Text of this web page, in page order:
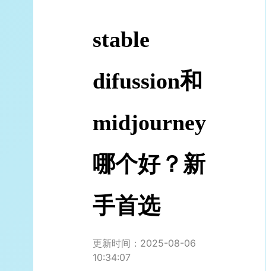
stable
difussion和
midjourney
哪个好？新
手首选
更新时间：2025-08-06
10:34:07